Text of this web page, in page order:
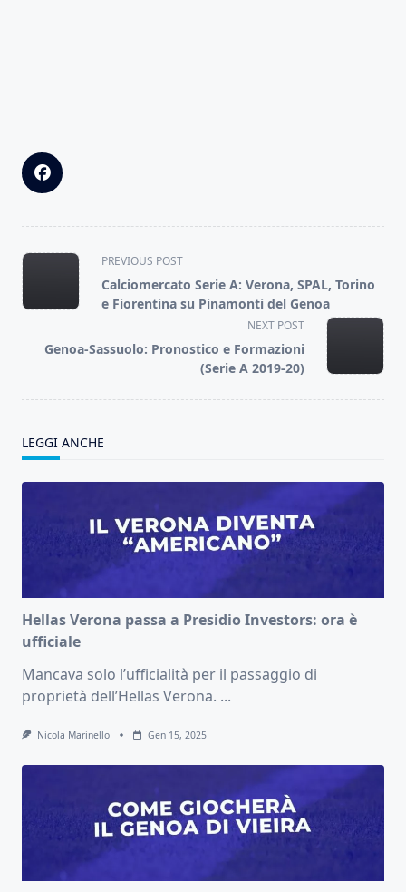
<span
class="nav-
subtitle
reader-
PREVIOUS POST
Calciomercato Serie A: Verona, SPAL, Torino
e Fiorentina su Pinamonti del Genoa
NEXT POST
Genoa-Sassuolo: Pronostico e Formazioni
(Serie A 2019-20)
LEGGI ANCHE
Hellas Verona passa a Presidio Investors: ora è
ufficiale
Mancava solo l’ufficialità per il passaggio di
proprietà dell’Hellas Verona. ...
Nicola Marinello Gen 15, 2025